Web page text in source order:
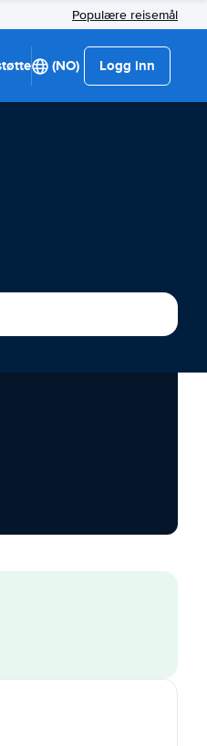
Populære reisemål
(NO) Logg inn